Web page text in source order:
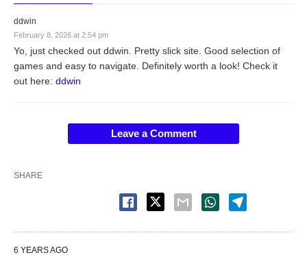
ddwin
February 8, 2026 at 2:54 pm
Yo, just checked out ddwin. Pretty slick site. Good selection of
games and easy to navigate. Definitely worth a look! Check it
out here: ddwin
Leave a Comment
SHARE
6 YEARS AGO